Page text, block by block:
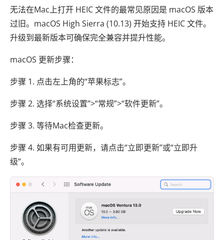
无法在Mac上打开 HEIC 文件的最常见原因是 macOS 版本
过旧。macOS High Sierra (10.13) 开始支持 HEIC 文件。
升级到最新版本可确保完全兼容并提升性能。
macOS 更新步骤：
步骤 1. 点击左上角的“苹果标志”。
步骤 2. 选择“系统设置”>“常规”>“软件更新”。
步骤 3. 等待Mac检查更新。
步骤 4. 如果有可用更新，请点击“立即更新”或“立即升
级”。